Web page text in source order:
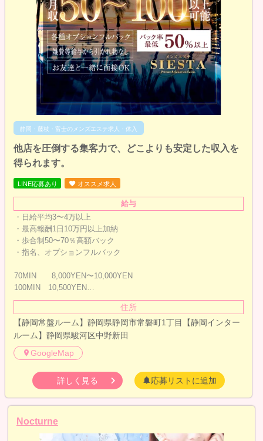
静岡・藤枝・富士のメンズエステ求人・体入
他店を圧倒する集客力で、どこよりも安定した収入を
得られます。
LINE応募あり オススメ求人
給与
・日給平均3〜4万以上
・最高報酬1日10万円以上加納
・歩合制50〜70％高額バック
・指名、オプションフルバック
70MIN 8,000YEN〜10,000YEN
100MIN 10,500YEN…
住所
【静岡常盤ルーム】静岡県静岡市常磐町1丁目【静岡インター
ルーム】静岡県駿河区中野新田
GoogleMap
詳しく見る 応募リストに追加
Nocturne